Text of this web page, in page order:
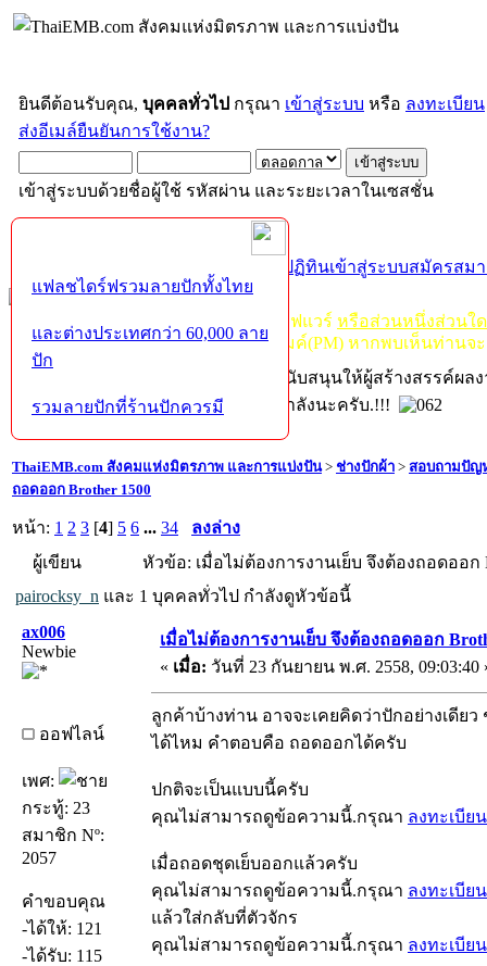
ยินดีต้อนรับคุณ, บุคคลทั่วไป กรุณา เข้าสู่ระบบ หรือ ลงทะเบียน
ส่งอีเมล์ยืนยันการใช้งาน?
เข้าสู่ระบบด้วยชื่อผู้ใช้ รหัสผ่าน และระยะเวลาในเซสชั่น
ปฏิทินเข้าสู่ระบบสมัครสม
กฏ-กติกา ห้ามจำหน่าย, จ่ายแจก ซอฟแวร์ หรือส่วนหนึ่งส่วนใ
ไม่ว่าจะเป็นทางหน้าบอร์ด หรือหลังไมค์(PM) หากพบเห็นท่านจ
หากท่านถูกในในผลงาน หรืออยากสนับสนุนให้ผู้สร้างสรรค์ผล
โปรดช่วยบริจาคให้ผู้จัดทำบ้างตามกำลังนะครับ.!!!
ThaiEMB.com สังคมแห่งมิตรภาพ และการแบ่งปัน> ช่างปักผ้า > สอบถามปัญ
ถอดออก Brother 1500
หน้า: 1 2 3 [4] 5 6 ... 34
ลงล่าง
ผู้เขียน
หัวข้อ: เมื่อไม่ต้องการงานเย็บ จึงต้องถอดออก
pairocksy_n และ 1 บุคคลทั่วไป กำลังดูหัวข้อนี้
ax006
Newbie
ออฟไลน์
เพศ:
กระทู้: 23
สมาชิก Nº:
2057
คำขอบคุณ
-ได้ให้: 121
-ได้รับ: 115
เมื่อไม่ต้องการงานเย็บ จึงต้องถอดออก
« เมื่อ: วันที่ 23 กันยายน พ.ศ. 2558, 09:03:40
ลูกค้าบ้างท่าน อาจจะเคยคิดว่าปักอย่างเดีย
ได้ไหม คำตอบคือ ถอดออกได้ครับ
ปกติจะเป็นแบบนี้ครับ
คุณไม่สามารถดูข้อความนี้.กรุณา ลงทะเบียน
เมื่อถอดชุดเย็บออกแล้วครับ
คุณไม่สามารถดูข้อความนี้.กรุณา ลงทะเบียน
แล้วใส่กลับที่ตัวจักร
คุณไม่สามารถดูข้อความนี้.กรุณา ลงทะเบียน
แฟลชไดร์ฟรวมลายปักทั้งไทย
และต่างประเทศกว่า 60,000 ลาย
ปัก
รวมลายปักที่ร้านปักควรมี